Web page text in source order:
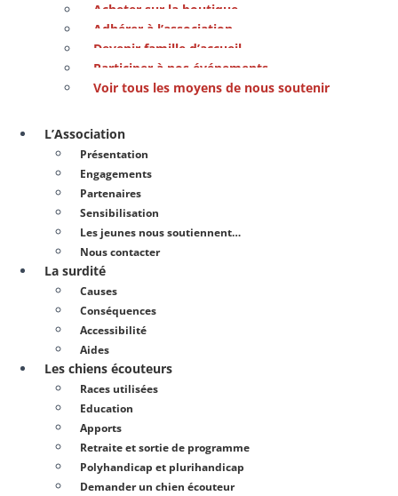
Acheter sur la boutique
Adhérer à l’association
Devenir famille d’accueil
Participer à nos événements
Voir tous les moyens de nous soutenir
L’Association
Présentation
Engagements
Partenaires
Sensibilisation
Les jeunes nous soutiennent…
Nous contacter
La surdité
Causes
Conséquences
Accessibilité
Aides
Les chiens écouteurs
Races utilisées
Education
Apports
Retraite et sortie de programme
Polyhandicap et plurihandicap
Demander un chien écouteur